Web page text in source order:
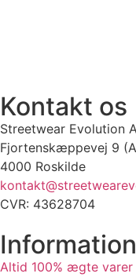
Kontakt os
Streetwear Evolution
Fjortenskæppevej 9
4000 Roskilde
CVR: 43628704
Information
Altid 100% ægte varer